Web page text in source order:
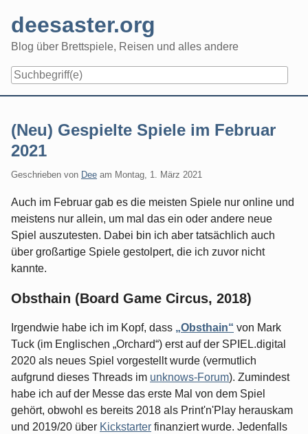
content
deesaster.org
Blog über Brettspiele, Reisen und alles andere
(Neu) Gespielte Spiele im Februar
2021
Geschrieben von Dee am Montag, 1. März 2021
Auch im Februar gab es die meisten Spiele nur online und
meistens nur allein, um mal das ein oder andere neue
Spiel auszutesten. Dabei bin ich aber tatsächlich auch
über großartige Spiele gestolpert, die ich zuvor nicht
kannte.
Obsthain (Board Game Circus, 2018)
Irgendwie habe ich im Kopf, dass „Obsthain“ von Mark
Tuck (im Englischen „Orchard“) erst auf der SPIEL.digital
2020 als neues Spiel vorgestellt wurde (vermutlich
aufgrund dieses Threads im unknows-Forum). Zumindest
habe ich auf der Messe das erste Mal von dem Spiel
gehört, obwohl es bereits 2018 als Print'n'Play herauskam
und 2019/20 über Kickstarter finanziert wurde. Jedenfalls